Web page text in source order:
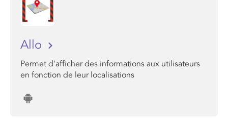
Allo
Permet d'afficher des informations aux utilisateurs
en fonction de leur localisations